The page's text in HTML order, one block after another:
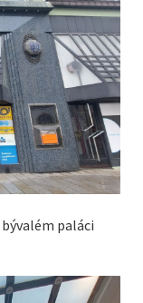
paláci